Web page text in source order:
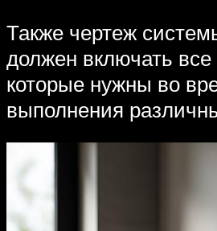
Также чертеж
должен включать
которые нужны во
выполнения